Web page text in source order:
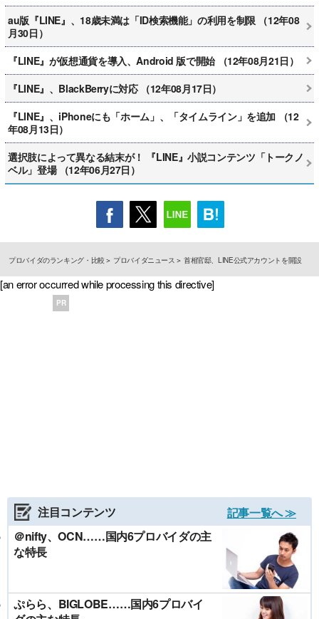
au版『LINE』、18歳未満は「ID検索機能」の利用を制限 （12年08
月30日）
『LINE』が仮想通貨を導入、Android 版で開始 （12年08月21日）
『LINE』、BlackBerryに対応 （12年08月17日）
『LINE』、iPhoneにも「ホーム」、「タイムライン」を追加 （12
年08月13日）
選択肢によって異なる結末が！ 『LINE』小説コンテンツ「トークノ
ベル」登場 （12年06月27日）
プロバイダのランキング・比較 プロバイダニュース 首相官邸、LINE公式アカウントを開設
[an error occurred while processing this directive]
PR
注目コンテンツ
記事一覧へ ≫
＠nifty、OCN……国内6プロバイダの主
な特長
ぷらら、BIGLOBE……国内6プロバイ